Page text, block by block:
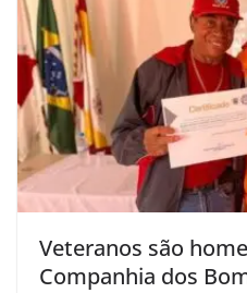
Veteranos são
Companhia dos